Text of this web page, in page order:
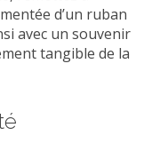
d’un ruban
avec un souvenir
tangible de la